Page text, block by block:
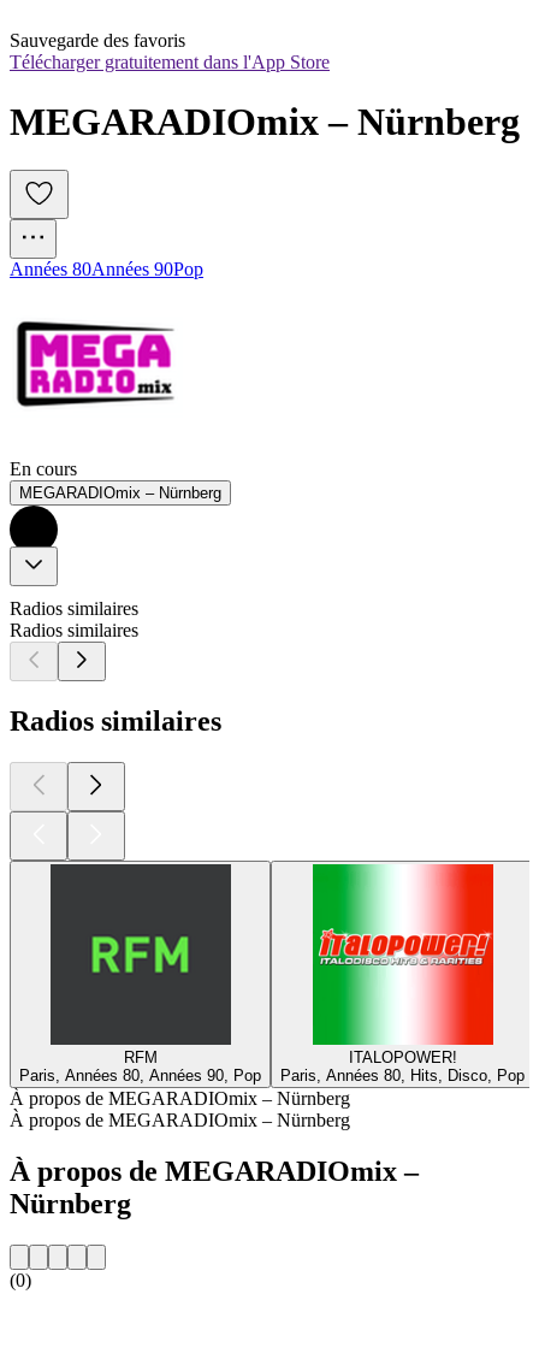
Sauvegarde des favoris
Télécharger gratuitement dans l'App Store
MEGARADIOmix – Nürnberg
Années 80Années 90Pop
En cours
MEGARADIOmix – Nürnberg
Radios similaires
Radios similaires
Radios similaires
RFM
Paris, Années 80, Années 90, Pop
ITALOPOWER!
Paris, Années 80, Hits, Disco, Pop
À propos de MEGARADIOmix – Nürnberg
À propos de MEGARADIOmix – Nürnberg
À propos de MEGARADIOmix –
Nürnberg
(0)